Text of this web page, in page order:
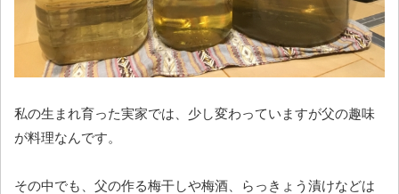
私の生まれ育った実家では、少し変わっていますが父の趣味
が料理なんです。
その中でも、父の作る梅干しや梅酒、らっきょう漬けなどは